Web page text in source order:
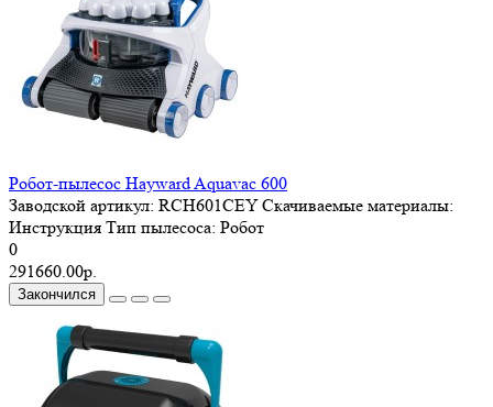
Робот-пылесос Hayward Aquavac 600
Заводской артикул: RCH601CEYСкачиваемые материалы:
Инструкция Тип пылесоса: Робот
0
291660.00р.
Закончился